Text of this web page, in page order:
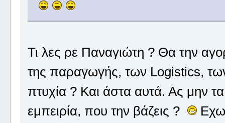
Τι λες ρε Παναγιώτη ? Θα την
της παραγωγής, των Logistics,
πτυχία ? Και άστα αυτά. Ας μην
εμπειρία, που την βάζεις ?
Εχω